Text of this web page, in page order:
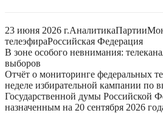
23 июня 2026 г.АналитикаПартии
телеэфираРоссийская Федерация
В зоне особого невнимания:
выборов
Отчёт о мониторинге федеральных
неделе избирательной кампании по
Государственной думы Российской
назначенным на 20 сентября 2026